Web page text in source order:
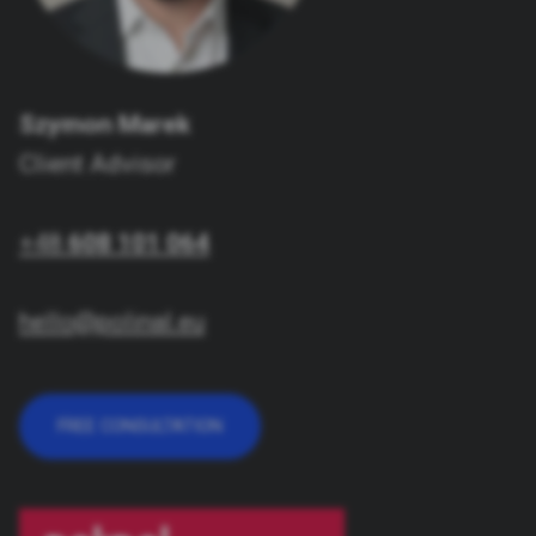
Szymon Marek
Client Advisor
+48608 101 064
hello@polinal.eu